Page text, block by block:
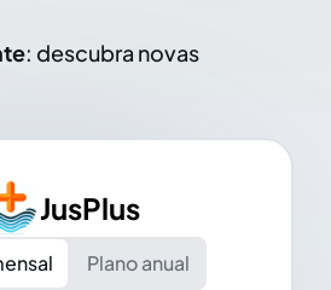
: descubra novas
JusPlus
Plano anual